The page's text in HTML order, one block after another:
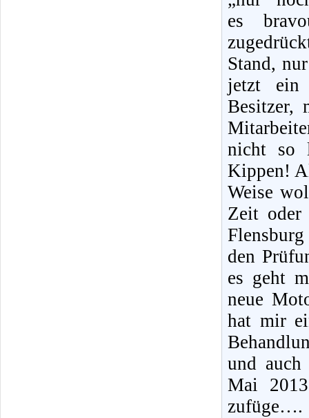
es
Stand,
jetzt ein
Besitzer,
nicht so
Kippen!
Weise
Zeit oder
den
es geht
neue
hat mir
und auch
Mai
zufüge….